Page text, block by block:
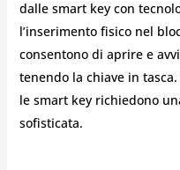
dalle smart key con
l’inserimento fisico nel
consentono di aprire e
tenendo la chiave in
le smart key richiedono
sofisticata.